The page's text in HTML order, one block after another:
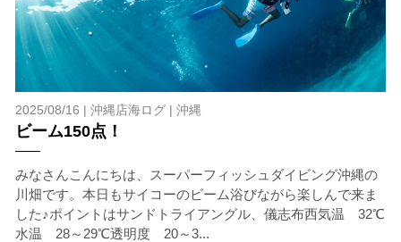
2025/08/16 | 沖縄店海ログ| 沖縄
ビーム150点！
みなさんこんにちは、スーパーフィッシュダイビング沖縄の
川畑です。本日もサイコーのビーム浴びながら楽しんで来ま
した♪ポイントはサンドトライアングル、儀志布西気温 32℃
水温 28～29℃透明度 20～3...